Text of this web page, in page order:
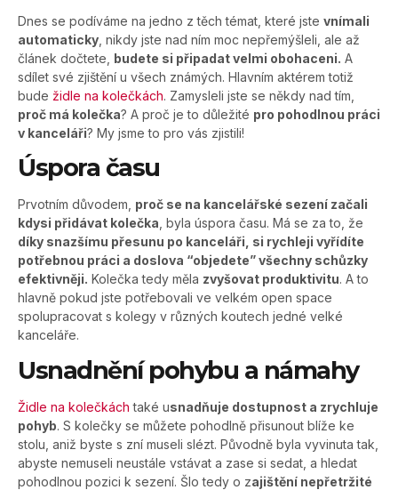
Dnes se podíváme na jedno z těch témat, které jste vnímali
automaticky , nikdy jste nad ním moc nepřemýšleli, ale až
článek dočtete, budete si připadat velmi obohaceni. A
sdílet své zjištění u všech známých. Hlavním aktérem totiž
bude židle na kolečkách. Zamysleli jste se někdy nad tím,
proč má kolečka? A proč je to důležité pro pohodlnou práci
v kanceláři? My jsme to pro vás zjistili!
Úspora času
Prvotním důvodem, proč se na kancelářské sezení začali
kdysi přidávat kolečka , byla úspora času. Má se za to, že
díky snazšímu přesunu po kanceláři, si rychleji vyřídíte
potřebnou práci a doslova “objedete” všechny schůzky
efektivněji. Kolečka tedy měla zvyšovat produktivitu. A to
hlavně pokud jste potřebovali ve velkém open space
spolupracovat s kolegy v různých koutech jedné velké
kanceláře.
Usnadnění pohybu a námahy
Židle na kolečkách také usnadňuje dostupnost a zrychluje
pohyb. S kolečky se můžete pohodlně přisunout blíže ke
stolu, aniž byste s zní museli slézt. Původně byla vyvinuta tak,
abyste nemuseli neustále vstávat a zase si sedat, a hledat
pohodlnou pozici k sezení. Šlo tedy o zajištění nepřetržité